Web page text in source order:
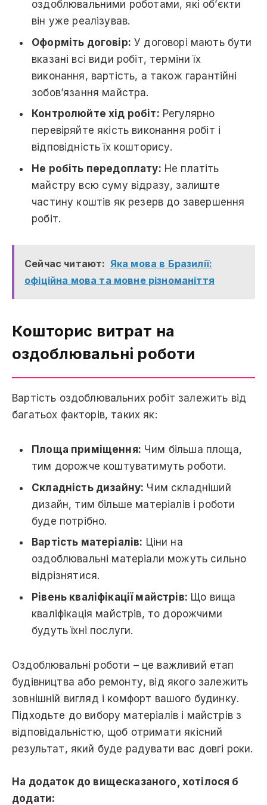
оздоблювальними роботами, які об’єкти
він уже реалізував.
Оформіть договір: У договорі мають бути
вказані всі види робіт, терміни їх
виконання, вартість, а також гарантійні
зобов’язання майстра.
Контролюйте хід робіт: Регулярно
перевіряйте якість виконання робіт і
відповідність їх кошторису.
Не робіть передоплату: Не платіть
майстру всю суму відразу, залиште
частину коштів як резерв до завершення
робіт.
Сейчас читают: Яка мова в Бразилії:
офіційна мова та мовне різноманіття
Кошторис витрат на
оздоблювальні роботи
Вартість оздоблювальних робіт залежить від
багатьох факторів, таких як:
Площа приміщення: Чим більша площа,
тим дорожче коштуватимуть роботи.
Складність дизайну: Чим складніший
дизайн, тим більше матеріалів і роботи
буде потрібно.
Вартість матеріалів: Ціни на
оздоблювальні матеріали можуть сильно
відрізнятися.
Рівень кваліфікації майстрів: Що вища
кваліфікація майстрів, то дорожчими
будуть їхні послуги.
Оздоблювальні роботи – це важливий етап
будівництва або ремонту, від якого залежить
зовнішній вигляд і комфорт вашого будинку.
Підходьте до вибору матеріалів і майстрів з
відповідальністю, щоб отримати якісний
результат, який буде радувати вас довгі роки.
На додаток до вищесказаного, хотілося б
додати: